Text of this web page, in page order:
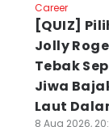
Career
[QUIZ]
Jolly
Tebak
Jiwa
Laut
8 Aug 2026,